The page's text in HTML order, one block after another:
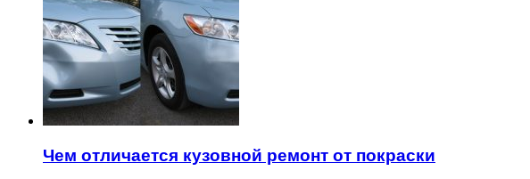
Чем отличается кузовной ремонт от покраски